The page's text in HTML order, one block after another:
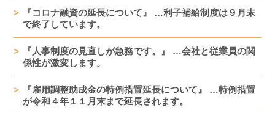
『コロナ融資の延長について』 …利子補給制度は９月末
で終了しています。
『人事制度の見直しが急務です。』 …会社と従業員の関
係性が激変します。
『雇用調整助成金の特例措置延長について』 …特例措置
が令和４年１１月末まで延長されます。